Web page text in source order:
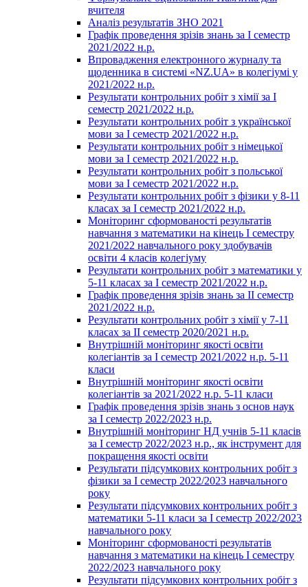
вчителя
Аналіз результатів ЗНО 2021
Графік проведення зрізів знань за І семестр
2021/2022 н.р.
Впровадження електронного журналу та
щоденника в системі «NZ.UA» в колегіумі у
2021/2022 н.р.
Результати контрольних робіт з хімії за І
семестр 2021/2022 н.р.
Результати контрольних робіт з української
мови за І семестр 2021/2022 н.р.
Результати контрольних робіт з німецької
мови за І семестр 2021/2022 н.р.
Результати контрольних робіт з польської
мови за І семестр 2021/2022 н.р.
Результати контрольних робіт з фізики у 8-11
класах за І семестр 2021/2022 н.р.
Моніторинг сформованості результатів
навчання з математики на кінець І семестру
2021/2022 навчального року здобувачів
освіти 4 класів колегіуму
Результати контрольних робіт з математики у
5-11 класах за І семестр 2021/2022 н.р.
Графік проведення зрізів знань за ІІ семестр
2021/2022 н.р.
Результати контрольних робіт з хімії у 7-11
класах за ІІ семестр 2020/2021 н.р.
Внутрішній моніторинг якості освіти
колегіантів за І семестр 2021/2022 н.р. 5-11
класи
Внутрішній моніторинг якості освіти
колегіантів за 2021/2022 н.р. 5-11 класи
Графік проведення зрізів знань з основ наук
за І семестр 2022/2023 н.р.
Внутрішній моніторинг НД учнів 5-11 класів
за І семестр 2022/2023 н.р., як інструмент для
покращення якості освіти
Результати підсумкових контрольних робіт з
фізики за І семестр 2022/2023 навчального
року
Результати підсумкових контрольних робіт з
математики 5-11 класи за І семестр 2022/2023
навчального року
Моніторинг сформованості результатів
навчання з математики на кінець І семестру
2022/2023 навчального року
Результати підсумкових контрольних робіт з